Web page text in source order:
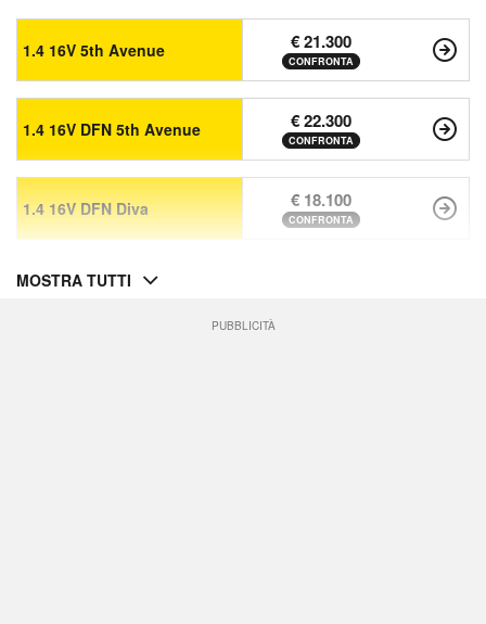
1.4 16V 5th Avenue € 21.300
CONFRONTA
1.4 16V DFN 5th Avenue € 22.300
CONFRONTA
1.4 16V DFN Diva € 18.100
CONFRONTA
MOSTRA TUTTI
PUBBLICITÀ